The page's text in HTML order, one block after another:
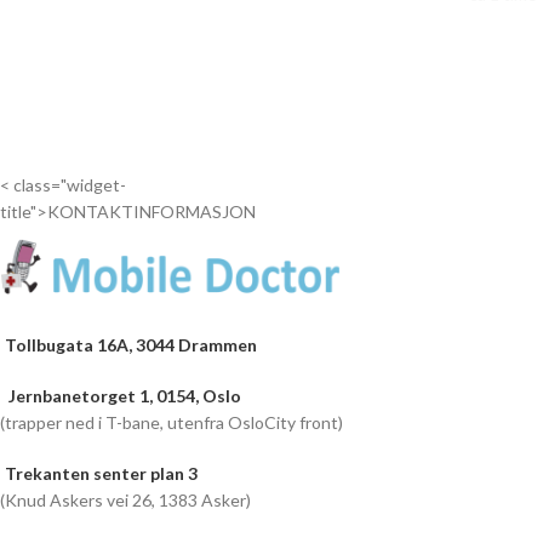
< class="widget-
title">KONTAKTINFORMASJON
Tollbugata 16A, 3044 Drammen
Jernbanetorget 1, 0154, Oslo
(trapper ned i T-bane, utenfra OsloCity front)
Trekanten senter plan 3
(Knud Askers vei 26, 1383 Asker)